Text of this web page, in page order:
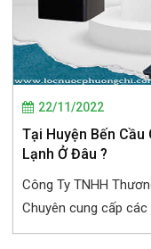
22/11/2022
Tại Huyện Bến
Lạnh Ở Đâu ?
Công Ty TNHH
Chuyên cung cấp